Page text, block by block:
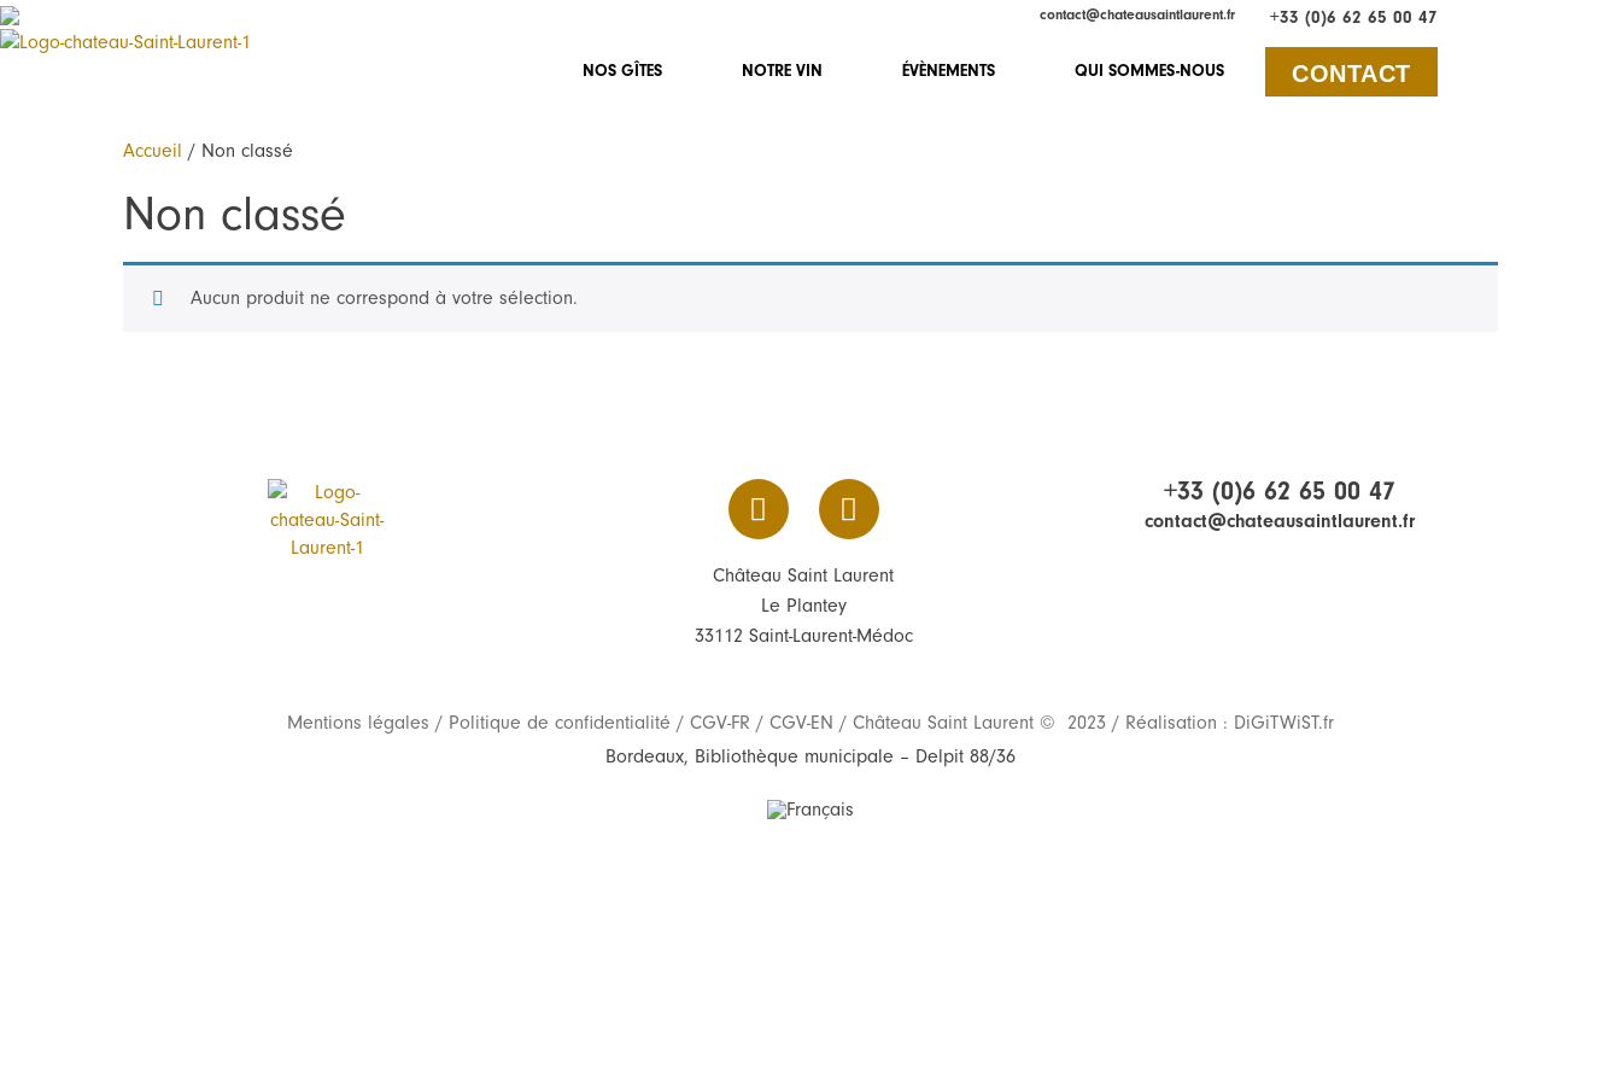
contact@chateausaintlaurent.fr +33 (0)6 62 65 00 47
NOS GÎTES NOTRE VIN ÉVÈNEMENTS QUI SOMMES-NOUS CONTACT
Accueil / Non classé
Non classé
Aucun produit ne correspond à votre sélection.
Château Saint Laurent
Le Plantey
33112 Saint-Laurent-Médoc
+33 (0)6 62 65 00 47
contact@chateausaintlaurent.fr
Mentions légales / Politique de confidentialité / CGV-FR / CGV-EN / Château Saint Laurent © 2023 / Réalisation : DiGiTWiST.fr
Bordeaux, Bibliothèque municipale – Delpit 88/36
Panneau de gestion des cookies